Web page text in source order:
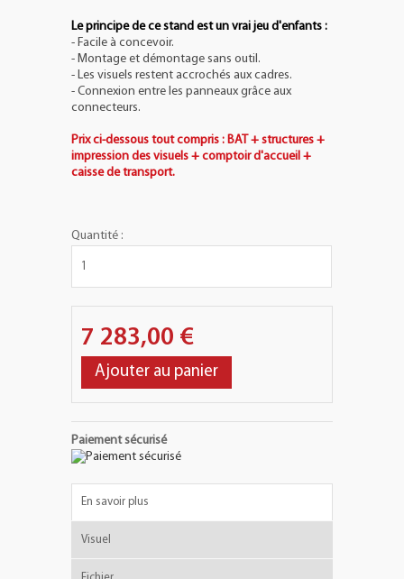
Le principe de ce stand est un vrai jeu d'enfants :
- Facile à concevoir.
- Montage et démontage sans outil.
- Les visuels restent accrochés aux cadres.
- Connexion entre les panneaux grâce aux
connecteurs.
Prix ci-dessous tout compris : BAT + structures +
impression des visuels + comptoir d'accueil +
caisse de transport.
Quantité :
7 283,00 €
Ajouter au panier
Paiement sécurisé
En savoir plus
Visuel